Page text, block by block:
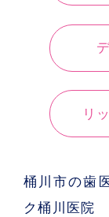
リ
桶川市の歯
ク桶川医院